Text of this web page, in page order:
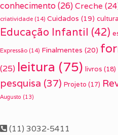
conhecimento(26) Creche
criatividade (14) Cuidados (19) cultura
Educação Infantil (42)
Expressão (14) Finalmentes (20)
(25) leitura (75) livros (18)
pesquisa (37) Projeto (17)
Augusto (13)
(11) 3032-5411